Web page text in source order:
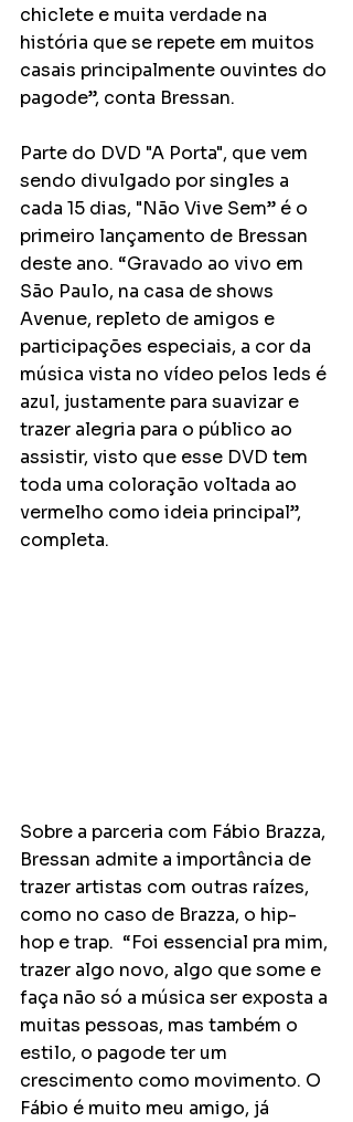
chiclete e muita verdade na
história que se repete em muitos
casais principalmente ouvintes do
pagode”, conta Bressan.
Parte do DVD "A Porta", que vem
sendo divulgado por singles a
cada 15 dias, "Não Vive Sem” é o
primeiro lançamento de Bressan
deste ano. “Gravado ao vivo em
São Paulo, na casa de shows
Avenue, repleto de amigos e
participações especiais, a cor da
música vista no vídeo pelos leds é
azul, justamente para suavizar e
trazer alegria para o público ao
assistir, visto que esse DVD tem
toda uma coloração voltada ao
vermelho como ideia principal”,
completa.
Sobre a parceria com Fábio Brazza,
Bressan admite a importância de
trazer artistas com outras raízes,
como no caso de Brazza, o hip-
hop e trap.  “Foi essencial pra mim,
trazer algo novo, algo que some e
faça não só a música ser exposta a
muitas pessoas, mas também o
estilo, o pagode ter um
crescimento como movimento. O
Fábio é muito meu amigo, já